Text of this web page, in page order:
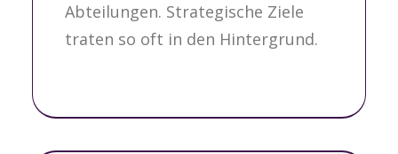
Abteilungen. Strategische Ziele
traten so oft in den Hintergrund.